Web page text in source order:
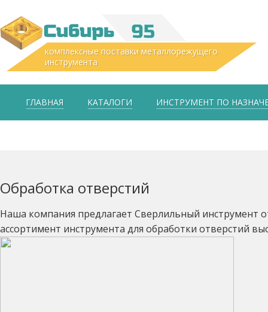
комплексные поставки металлорежущего
инструмента
ГЛАВНАЯ КАТАЛОГИ ИНСТРУМЕНТ ПО
Обработка отверстий
Наша компания предлагает Сверлильный инструмент
ассортимент инструмента для обработки отверстий